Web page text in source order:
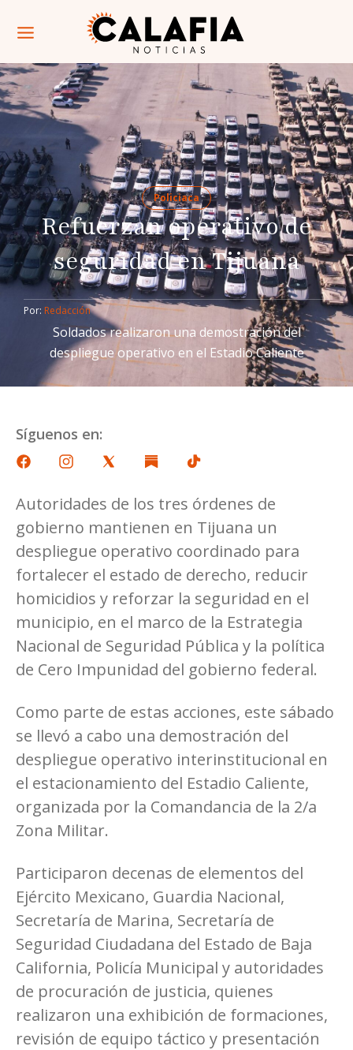
Policiaca
Refuerzan operativo de
seguridad en Tijuana
Por: Redacción
Soldados realizaron una demostración del
despliegue operativo en el Estadio Caliente
Síguenos en:
Autoridades de los tres órdenes de
gobierno mantienen en Tijuana un
despliegue operativo coordinado para
fortalecer el estado de derecho, reducir
homicidios y reforzar la seguridad en el
municipio, en el marco de la Estrategia
Nacional de Seguridad Pública y la política
de Cero Impunidad del gobierno federal.
Como parte de estas acciones, este sábado
se llevó a cabo una demostración del
despliegue operativo interinstitucional en
el estacionamiento del Estadio Caliente,
organizada por la Comandancia de la 2/a
Zona Militar.
Participaron decenas de elementos del
Ejército Mexicano, Guardia Nacional,
Secretaría de Marina, Secretaría de
Seguridad Ciudadana del Estado de Baja
California, Policía Municipal y autoridades
de procuración de justicia, quienes
realizaron una exhibición de formaciones,
revisión de equipo táctico y presentación